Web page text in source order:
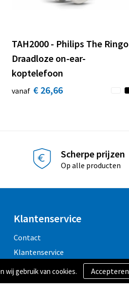
TAH2000 - Philips The Ringo
Draadloze on-ear-
koptelefoon
vanaf € 26,66
Scherpe prijzen
Op alle producten
Klantenservice
Contact
Klantenservice
wij gebruik van cookies.